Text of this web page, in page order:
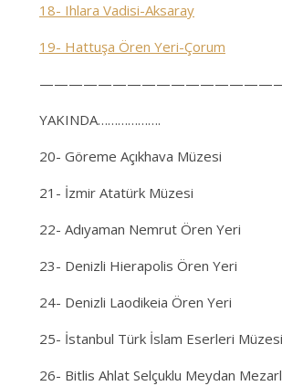
18- Ihlara Vadisi-Aksaray
19- Hattuşa Ören Yeri-Çorum
YAKINDA……………….
20- Göreme Açıkhava Müzesi
21- İzmir Atatürk Müzesi
22- Adıyaman Nemrut Ören Yeri
23- Denizli Hierapolis Ören Yeri
24- Denizli Laodikeia Ören Yeri
25- İstanbul Türk İslam Eserleri Müzesi
26- Bitlis Ahlat Selçuklu Meydan